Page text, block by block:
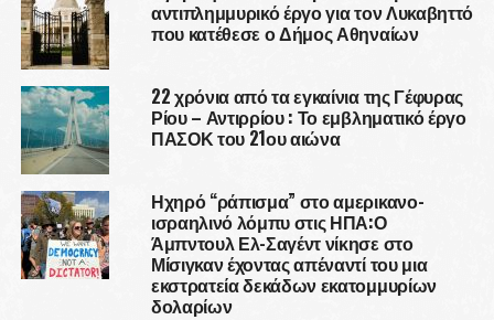
αντιπλημμυρικό έργο για τον Λυκαβηττό
που κατέθεσε ο Δήμος Αθηναίων
22 χρόνια από τα εγκαίνια της Γέφυρας
Ρίου – Αντιρρίου : Το εμβληματικό έργο
ΠΑΣΟΚ του 21ου αιώνα
Ηχηρό “ράπισμα” στο αμερικανο-
ισραηλινό λόμπυ στις ΗΠΑ:Ο
Άμπντουλ Ελ-Σαγέντ νίκησε στο
Μίσιγκαν έχοντας απέναντί του μια
εκστρατεία δεκάδων εκατομμυρίων
δολαρίων